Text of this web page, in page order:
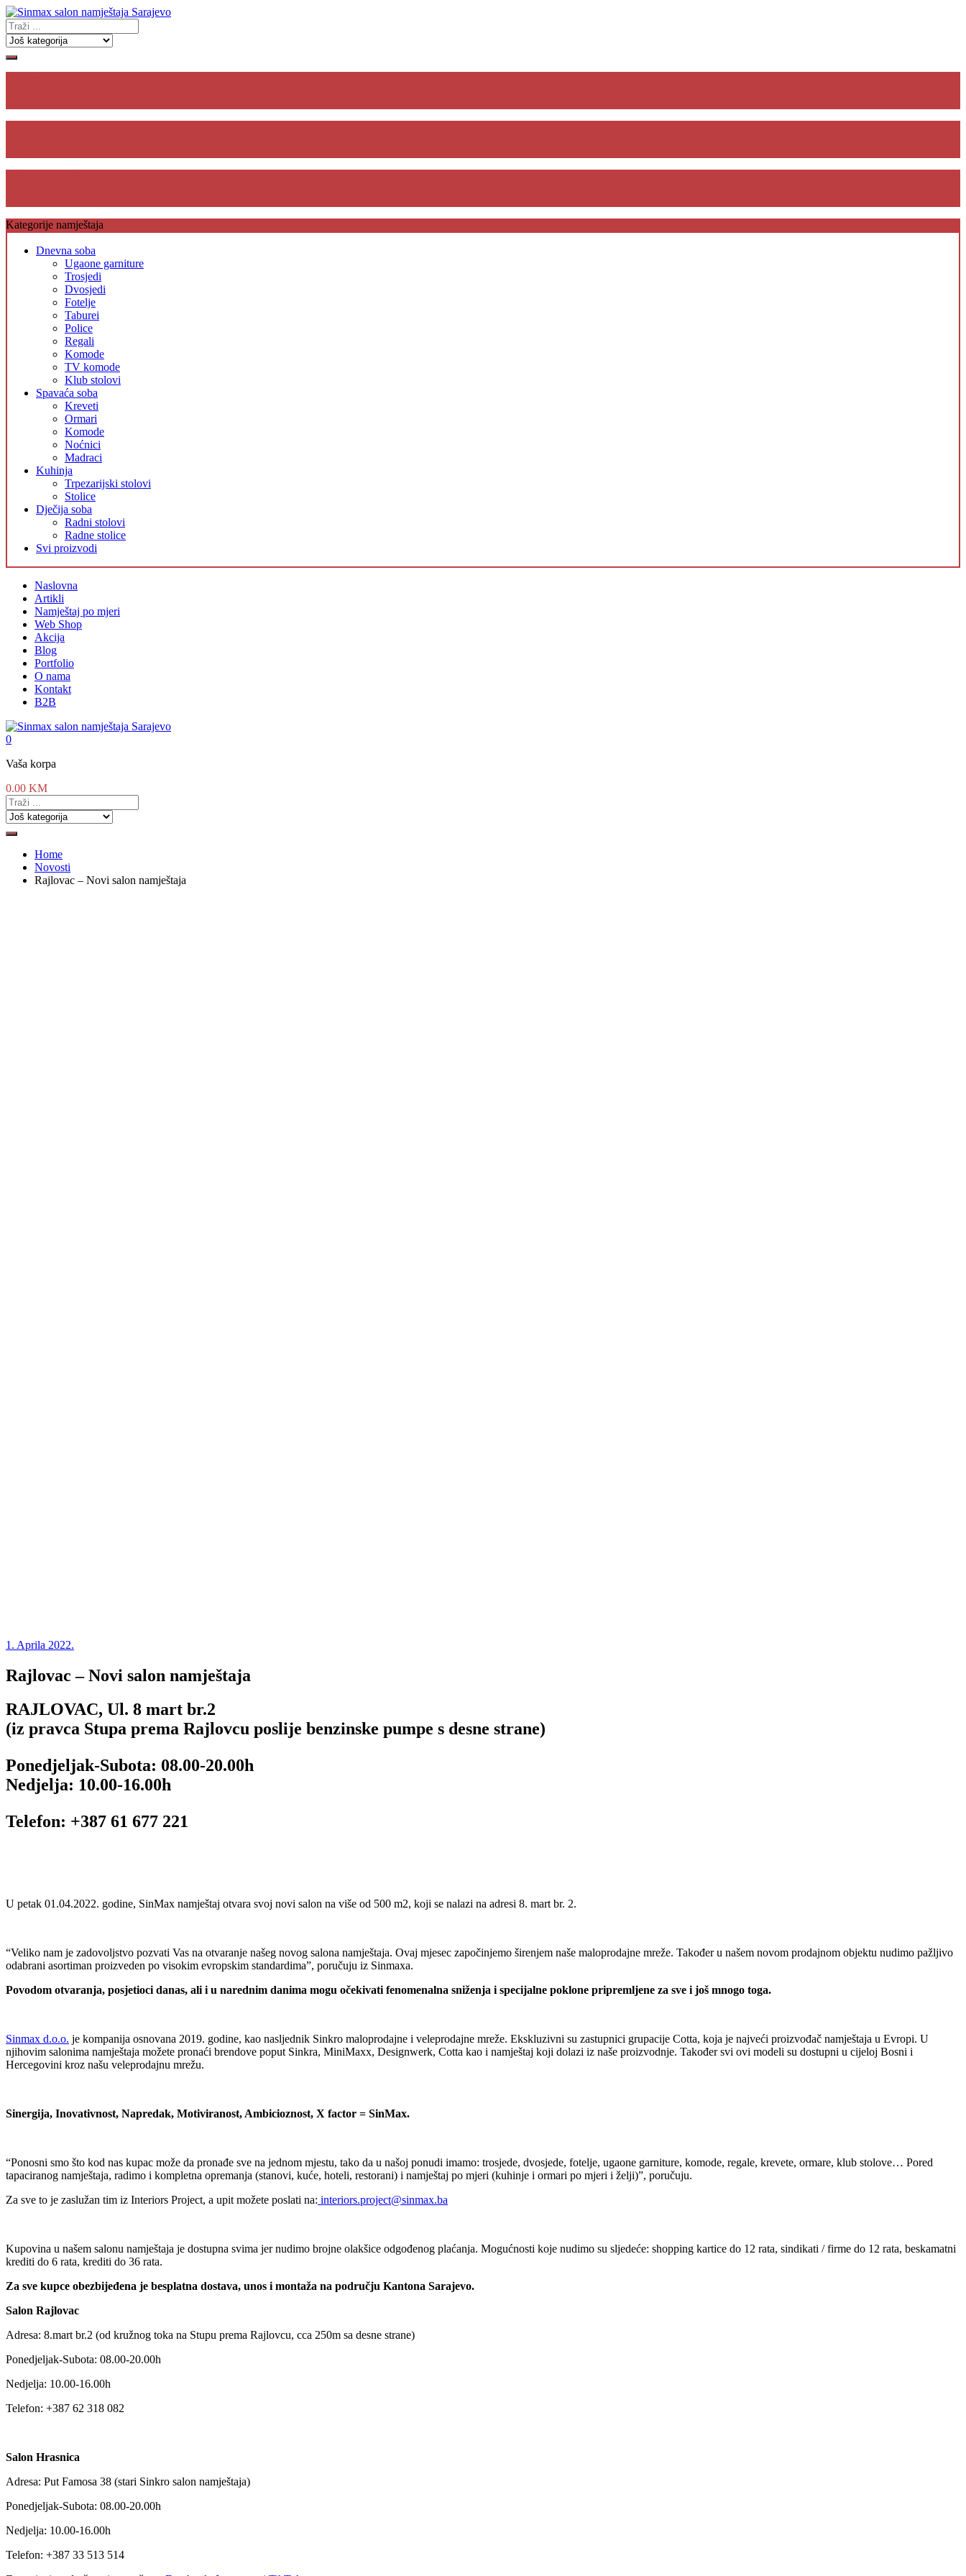
Kategorije namještaja
Dnevna soba
Ugaone garniture
Trosjedi
Dvosjedi
Fotelje
Taburei
Police
Regali
Komode
TV komode
Klub stolovi
Spavaća soba
Kreveti
Ormari
Komode
Noćnici
Madraci
Kuhinja
Trpezarijski stolovi
Stolice
Dječija soba
Radni stolovi
Radne stolice
Svi proizvodi
Naslovna
Artikli
Namještaj po mjeri
Web Shop
Akcija
Blog
Portfolio
O nama
Kontakt
B2B
0
Vaša korpa
0.00 KM
Home
Novosti
Rajlovac – Novi salon namještaja
1. Aprila 2022.
Rajlovac – Novi salon namještaja
RAJLOVAC, Ul. 8 mart br.2
(iz pravca Stupa prema Rajlovcu poslije benzinske pumpe s desne strane)
Ponedjeljak-Subota: 08.00-20.00h
Nedjelja: 10.00-16.00h
Telefon: +387 61 677 221
U petak 01.04.2022. godine, SinMax namještaj otvara svoj novi salon na više od 500 m2, koji se nalazi na adresi 8. mart br. 2.
“Veliko nam je zadovoljstvo pozvati Vas na otvaranje našeg novog salona namještaja. Ovaj mjesec započinjemo širenjem naše maloprodajne mreže. Također u našem novom prodajnom objektu nudimo pažljivo
odabrani asortiman proizveden po visokim evropskim standardima”, poručuju iz Sinmaxa.
Povodom otvaranja, posjetioci danas, ali i u narednim danima mogu očekivati fenomenalna sniženja i specijalne poklone pripremljene za sve i još mnogo toga.
Sinmax d.o.o. je kompanija osnovana 2019. godine, kao nasljednik Sinkro maloprodajne i veleprodajne mreže. Ekskluzivni su zastupnici grupacije Cotta, koja je najveći proizvođač namještaja u Evropi. U
njihovim salonima namještaja možete pronaći brendove poput Sinkra, MiniMaxx, Designwerk, Cotta kao i namještaj koji dolazi iz naše proizvodnje. Također svi ovi modeli su dostupni u cijeloj Bosni i
Hercegovini kroz našu veleprodajnu mrežu.
Sinergija, Inovativnost, Napredak, Motiviranost, Ambicioznost, X factor = SinMax.
“Ponosni smo što kod nas kupac može da pronađe sve na jednom mjestu, tako da u našoj ponudi imamo: trosjede, dvosjede, fotelje, ugaone garniture, komode, regale, krevete, ormare, klub stolove… Pored
tapaciranog namještaja, radimo i kompletna opremanja (stanovi, kuće, hoteli, restorani) i namještaj po mjeri (kuhinje i ormari po mjeri i želji)”, poručuju.
Za sve to je zaslužan tim iz Interiors Project, a upit možete poslati na: interiors.project@sinmax.ba
Kupovina u našem salonu namještaja je dostupna svima jer nudimo brojne olakšice odgođenog plaćanja. Mogućnosti koje nudimo su sljedeće: shopping kartice do 12 rata, sindikati / firme do 12 rata, beskamatni
krediti do 6 rata, krediti do 36 rata.
Za sve kupce obezbijeđena je besplatna dostava, unos i montaža na području Kantona Sarajevo.
Salon Rajlovac
Adresa: 8.mart br.2 (od kružnog toka na Stupu prema Rajlovcu, cca 250m sa desne strane)
Ponedjeljak-Subota: 08.00-20.00h
Nedjelja: 10.00-16.00h
Telefon: +387 62 318 082
Salon Hrasnica
Adresa: Put Famosa 38 (stari Sinkro salon namještaja)
Ponedjeljak-Subota: 08.00-20.00h
Nedjelja: 10.00-16.00h
Telefon: +387 33 513 514